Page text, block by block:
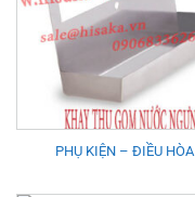
PHỤ KIỆN – ĐIỀU HÒA